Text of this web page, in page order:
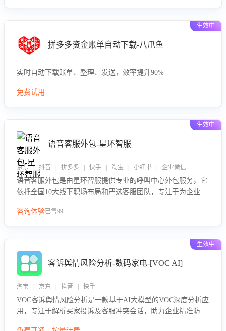
生效中
拼多多资金账单自动下载-八爪鱼
实时自动下载账单、整理、发送，效率提升90%
免费试用
生效中
语音客服外包-星环智服
京东 | 抖音 | 拼多多 | 快手 | 淘宝 | 小红书 | 企业微信
语音客服外包是由星环智服提供专业的呼叫中心外包服务，它
依托全国10大线下职场布局和严选客服团队，专注于为企业提
队和智能工具提升语音客服服务效率和质量，帮助企业实现降
咨询体验已售99+
生效中
客诉舆情风险分析-数码家电-[VOC AI]
淘宝 | 京东 | 抖音 | 快手
VOC客诉舆情风险分析是一款基于AI大模型的VOC深度分析应
用，专注于解析买家投诉及客服冲突会话，助力企业精准防控